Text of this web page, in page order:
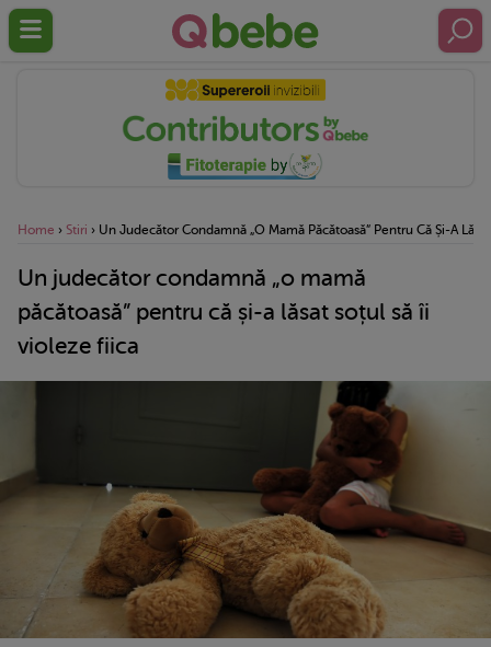
Home › Stiri › Un Judecător Condamnă „o Mamă Păcătoasă” Pentru Că Și-A
Un judecător condamnă „o mamă
păcătoasă” pentru că și-a lăsat soțul să îi
violeze fiica